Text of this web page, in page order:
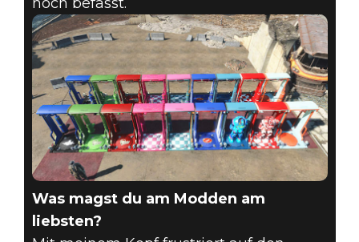
Was magst du am Modden am
liebsten?